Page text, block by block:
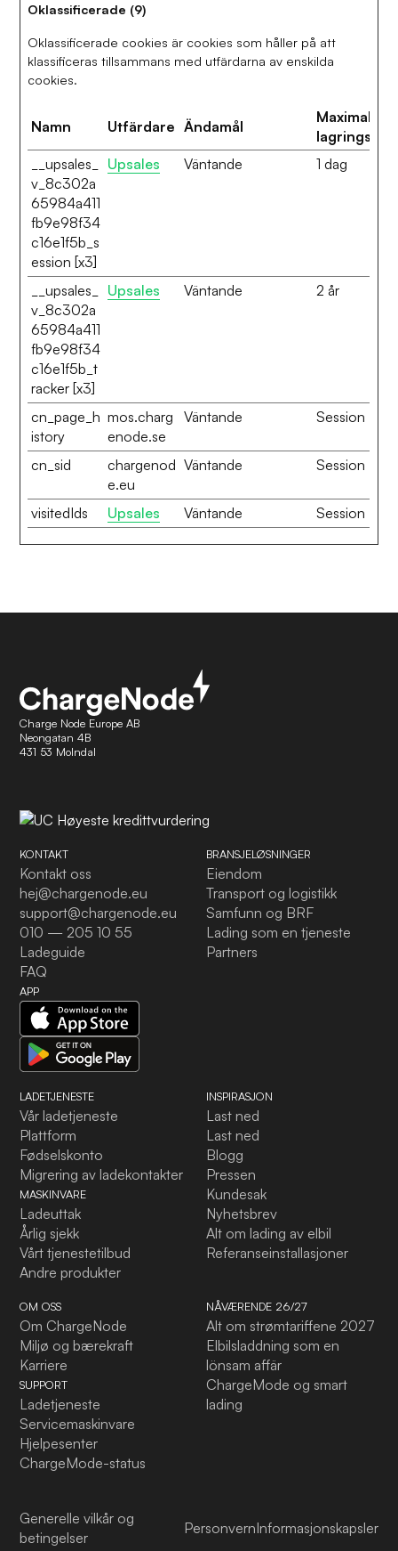
Oklassificerade (9)
Oklassificerade cookies är cookies som håller på att
klassificeras tillsammans med utfärdarna av enskilda
cookies.
Namn Utfärdare Ändamål
Maximal
lagringstid
__upsales_
v_8c302a
65984a411
fb9e98f34
c16e1f5b_s
ession [x3]
Upsales Väntande 1 dag
__upsales_
v_8c302a
65984a411
fb9e98f34
c16e1f5b_t
racker [x3]
Upsales Väntande 2 år
cn_page_h
istory
mos.charg
enode.se
Väntande Session
cn_sid
chargenod
e.eu
Väntande Session
visitedIds Upsales Väntande Session
Charge Node Europe AB
Neongatan 4B
431 53 Molndal
KONTAKT
Kontakt oss
hej@chargenode.eu
support@chargenode.eu
010 — 205 10 55
Ladeguide
FAQ
APP
BRANSJELØSNINGER
Eiendom
Transport og logistikk
Samfunn og BRF
Lading som en tjeneste
Partners
LADETJENESTE
Vår ladetjeneste
Plattform
Fødselskonto
Migrering av ladekontakter
MASKINVARE
Ladeuttak
Årlig sjekk
Vårt tjenestetilbud
Andre produkter
INSPIRASJON
Last ned
Last ned
Blogg
Pressen
Kundesak
Nyhetsbrev
Alt om lading av elbil
Referanseinstallasjoner
OM OSS
Om ChargeNode
Miljø og bærekraft
Karriere
SUPPORT
Ladetjeneste
Servicemaskinvare
Hjelpesenter
ChargeMode-status
NÅVÆRENDE 26/27
Alt om strømtariffene 2027
Elbilsladdning som en
lönsam affär
ChargeMode og smart
lading
Generelle vilkår og
betingelser
PersonvernInformasjonskapsler